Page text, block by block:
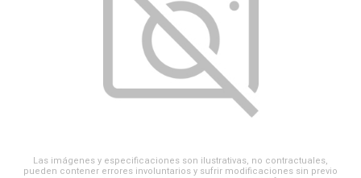
Las imágenes y especificaciones son ilustrativas, no contractuales,
pueden contener errores involuntarios y sufrir modificaciones sin previo